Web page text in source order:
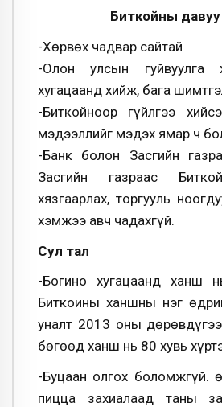
Биткойны давуу
-Хөрвөх чадвар сайтай
-Олон улсын гуйвуулга
хугацаанд хийж, бага
-Биткойноор гүйлгээ
мэ­дээл­лийг мэдэх ямар ч
-Банк болон Засгийн
Засгийн газраас
хязгаарлах, торгууль
хэмжээ авч чадахгүй.
Сул тал
-Богино хугацаанд ханш
Биткоины ханшны нэг
уналт 2013 оны
бөгөөд ханш нь 80 хувь
-Буцаан олгох боломжгүй.
пицца захиалаад таны